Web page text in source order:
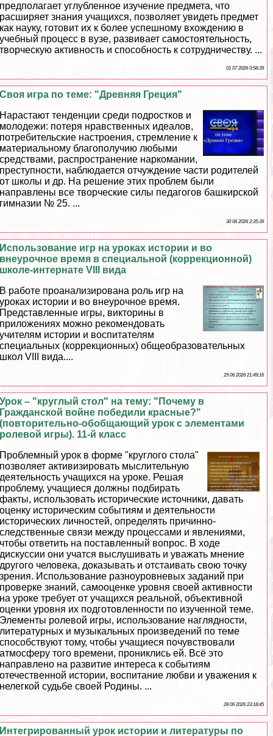
предполагает углубленное изучение предмета, что
расширяет знания учащихся, позволяет увидеть предмет
как науку, готовит их к более успешному вхождению в
учебный процесс в вузе, развивает самостоятельность,
творческую активность и способность к сотрудничеству. ...
01 07 2026 0:58:39
Своя игра по теме: "Древняя Греция"
Нарастают тенденции среди подростков и
молодежи: потеря нравственных идеалов,
потребительские настроения, стремление к
материальному благополучию любыми
средствами, распространение наркомании,
преступности, наблюдается отчуждение части родителей
от школы и др. На решение этих проблем были
направлены все творческие силы педагогов башкирской
гимназии № 25. ...
30 06 2026 2:35:39
Использование игр на уроках истории и во
внеурочное время в специальной (коррекционной)
школе-интернате VIII вида
В работе проанализирована роль игр на
уроках истории и во внеурочное время.
Представленные игры, викторины в
приложениях можно рекомендовать
учителям истории и воспитателям
специальных (коррекционных) общеобразовательных
школ VIII вида....
29 06 2026 21:49:16
Урок – "круглый стол" на тему: "Почему в
Гражданской войне победили красные?"
(повторительно-обобщающий урок с элементами
ролевой игры). 11-й класс
Проблемный урок в форме "круглого стола"
позволяет активизировать мыслительную
деятельность учащихся на уроке. Решая
проблему, учащиеся должны подбирать
факты, использовать исторические источники, давать
оценку историческим событиям и деятельности
исторических личностей, определять причинно-
следственные связи между процессами и явлениями,
чтобы ответить на поставленный вопрос. В ходе
дискуссии они учатся выслушивать и уважать мнение
другого человека, доказывать и отстаивать свою точку
зрения. Использование разноуровневых заданий при
проверке знаний, самооценке уровня своей активности
на уроке требует от учащихся реальной, объективной
оценки уровня их подготовленности по изученной теме.
Элементы ролевой игры, использование наглядности,
литературных и музыкальных произведений по теме
способствуют тому, чтобы учащиеся почувствовали
атмосферу того времени, прониклись ей. Всё это
направлено на развитие интереса к событиям
отечественной истории, воспитание любви и уважения к
нелегкой судьбе своей Родины. ...
28 06 2026 23:18:45
Интегрированный урок истории и литературы по